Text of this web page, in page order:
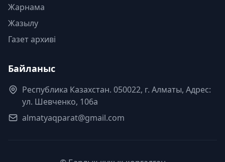
Жарнама
Жазылу
Газет архиві
Байланыс
Республика Казахстан. 050022, г. Алматы, Адрес:
ул. Шевченко, 106а
almatyaqparat@gmail.com